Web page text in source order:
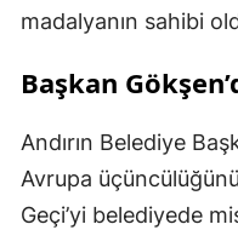
madalyanın sahibi
Başkan
Andırın Belediye
Avrupa
Geçi’yi belediyede